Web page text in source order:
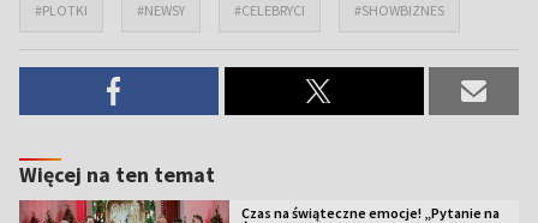
#PLOTKI #NEWSY #CELEBRYCI #SHOWBIZNES
Więcej na ten temat
Czas na świąteczne emocje! „Pytanie na